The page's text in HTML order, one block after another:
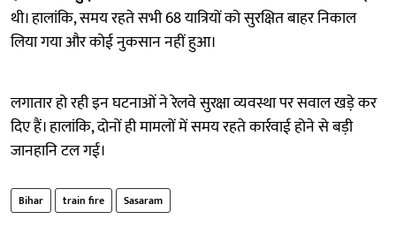
थी। हालांकि, समय रहते सभी 68 यात्रियों को सुरक्षित बाहर निकाल
लिया गया और कोई नुकसान नहीं हुआ।
लगातार हो रही इन घटनाओं ने रेलवे सुरक्षा व्यवस्था पर सवाल खड़े कर
दिए हैं। हालांकि, दोनों ही मामलों में समय रहते कार्रवाई होने से बड़ी
जानहानि टल गई।
Bihar train fire Sasaram